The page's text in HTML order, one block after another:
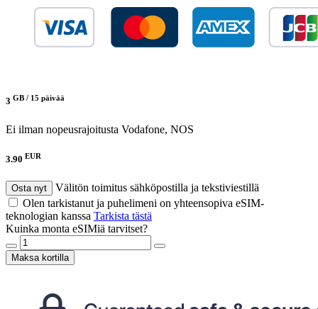
3 GB / 15 päivää
Ei ilman nopeusrajoitusta Vodafone, NOS
3.90 EUR
Osta nyt
Välitön toimitus sähköpostilla ja tekstiviestillä
Olen tarkistanut ja puhelimeni on yhteensopiva eSIM-
teknologian kanssa Tarkista tästä
Kuinka monta eSIMiä tarvitset?
Maksa kortilla